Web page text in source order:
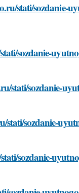
stati/sozdanie-
sozdanie-
stati/sozdanie-
sozdanie-
sozdanie-